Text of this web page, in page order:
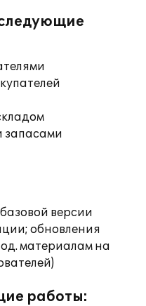
запасами
версии
обновления
материалам на
работы: